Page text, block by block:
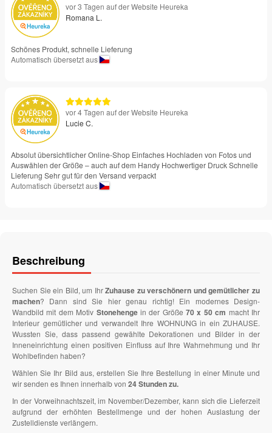
vor 3 Tagen auf der Website Heureka
Romana L.
Schönes Produkt, schnelle Lieferung
Automatisch übersetzt aus
vor 4 Tagen auf der Website Heureka
Lucie C.
Absolut übersichtlicher Online-Shop Einfaches Hochladen von Fotos und
Auswählen der Größe – auch auf dem Handy Hochwertiger Druck Schnelle
Lieferung Sehr gut für den Versand verpackt
Automatisch übersetzt aus
Beschreibung
Suchen Sie ein Bild, um IhrZuhause zu verschönern und gemütlicher zu
machen? Dann sind Sie hier genau richtig! Ein modernes Design-
Wandbild mit dem Motiv Stonehengein der Größe70 x 50 cm macht Ihr
Interieur gemütlicher und verwandelt Ihre WOHNUNG in ein ZUHAUSE.
Wussten Sie, dass passend gewählte Dekorationen und Bilder in der
Inneneinrichtung einen positiven Einfluss auf Ihre Wahrnehmung und Ihr
Wohlbefinden haben?
Wählen Sie Ihr Bild aus, erstellen Sie Ihre Bestellung in einer Minute und
wir senden es Ihnen innerhalb von 24 Stunden zu.
In der Vorweihnachtszeit, im November/Dezember, kann sich die Lieferzeit
aufgrund der erhöhten Bestellmenge und der hohen Auslastung der
Zustelldienste verlängern.